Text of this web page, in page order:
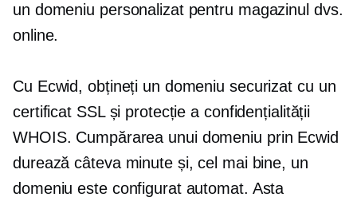
un domeniu personalizat pentru magazinul dvs.
online.
Cu Ecwid, obțineți un domeniu securizat cu un
certificat SSL și protecție a confidențialității
WHOIS. Cumpărarea unui domeniu prin Ecwid
durează câteva minute și, cel mai bine, un
domeniu este configurat automat. Asta